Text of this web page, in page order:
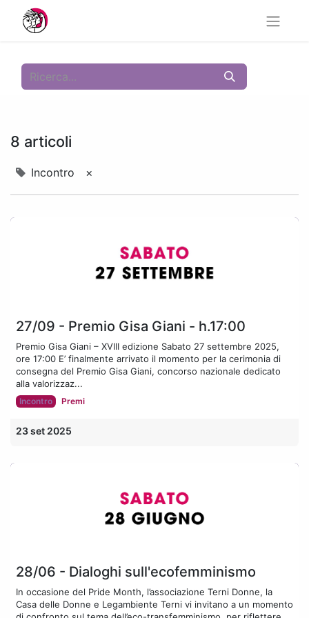
8 articoli
Incontro ×
27/09 - Premio Gisa Giani - h.17:00
Premio Gisa Giani – XVIII edizione Sabato 27 settembre 2025,
ore 17:00 E’ finalmente arrivato il momento per la cerimonia di
consegna del Premio Gisa Giani, concorso nazionale dedicato
alla valorizzaz...
Incontro Premi
23 set 2025
28/06 - Dialoghi sull'ecofemminismo
In occasione del Pride Month, l’associazione Terni Donne, la
Casa delle Donne e Legambiente Terni vi invitano a un momento